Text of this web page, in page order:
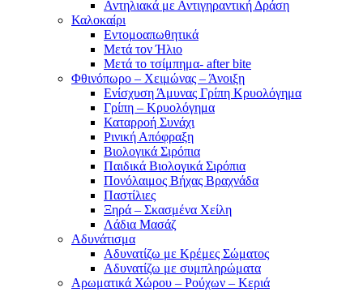
Αντηλιακά με Αντιγηραντική Δράση
Καλοκαίρι
Εντομοαπωθητικά
Μετά τον Ήλιο
Μετά το τσίμπημα- after bite
Φθινόπωρο – Χειμώνας – Άνοιξη
Ενίσχυση Άμυνας Γρίπη Κρυολόγημα
Γρίπη – Κρυολόγημα
Καταρροή Συνάχι
Ρινική Απόφραξη
Βιολογικά Σιρόπια
Παιδικά Βιολογικά Σιρόπια
Πονόλαιμος Βήχας Βραχνάδα
Παστίλιες
Ξηρά – Σκασμένα Χείλη
Λάδια Μασάζ
Αδυνάτισμα
Αδυνατίζω με Κρέμες Σώματος
Αδυνατίζω με συμπληρώματα
Αρωματικά Χώρου – Ρούχων – Κεριά